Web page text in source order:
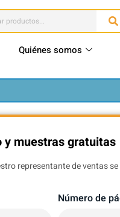
Quiénes somos
muestras gratuitas
representante de ventas
Número de